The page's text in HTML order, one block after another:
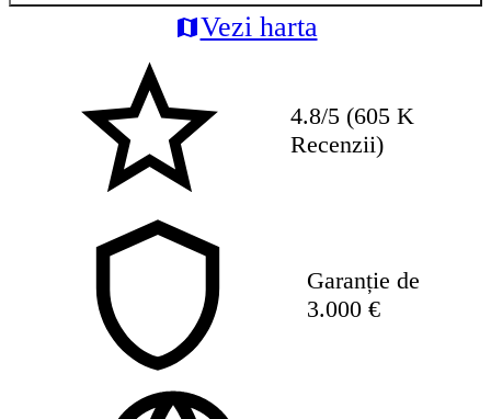
Vezi harta
4.8/5 (605 K
Recenzii)
Garanție de
3.000 €